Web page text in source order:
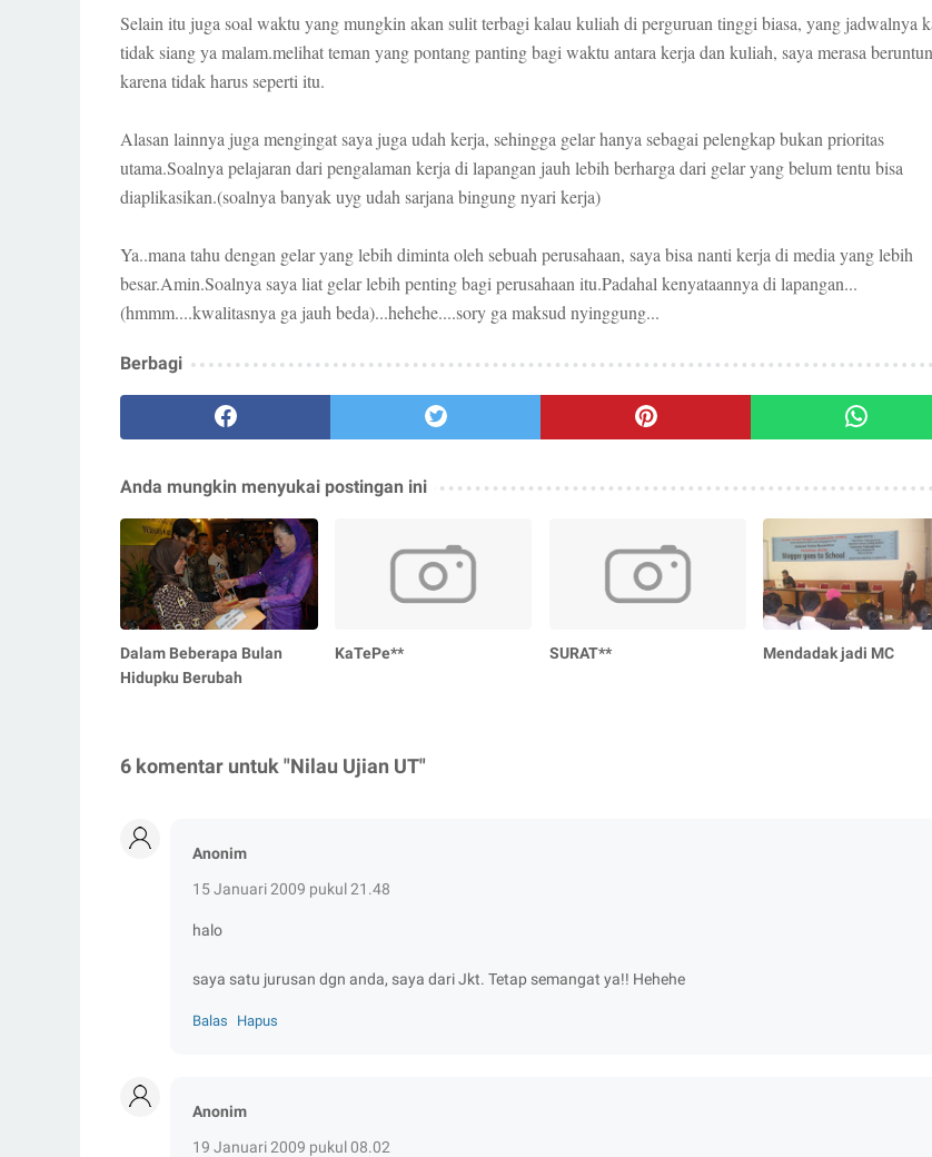
Selain itu juga soal waktu yang mungkin akan sulit terbagi kalau kuliah di perguruan tinggi biasa, yang jadwalnya
tidak siang ya malam.melihat teman yang pontang panting bagi waktu antara kerja dan kuliah, saya merasa
karena tidak harus seperti itu.
Alasan lainnya juga mengingat saya juga udah kerja, sehingga gelar hanya sebagai pelengkap bukan prioritas
utama.Soalnya pelajaran dari pengalaman kerja di lapangan jauh lebih berharga dari gelar yang belum tentu bisa
diaplikasikan.(soalnya banyak uyg udah sarjana bingung nyari kerja)
Ya..mana tahu dengan gelar yang lebih diminta oleh sebuah perusahaan, saya bisa nanti kerja di media yang lebih
besar.Amin.Soalnya saya liat gelar lebih penting bagi perusahaan itu.Padahal kenyataannya di lapangan...
(hmmm....kwalitasnya ga jauh beda)...hehehe....sory ga maksud nyinggung...
Berbagi
Anda mungkin menyukai postingan ini
Dalam Beberapa Bulan
Hidupku Berubah
KaTePe** SURAT** Mendadak jadi MC
6 komentar untuk "Nilau Ujian UT"
Anonim
15 Januari 2009 pukul 21.48
halo
saya satu jurusan dgn anda, saya dari Jkt. Tetap semangat ya!! Hehehe
Balas Hapus
Anonim
19 Januari 2009 pukul 08.02